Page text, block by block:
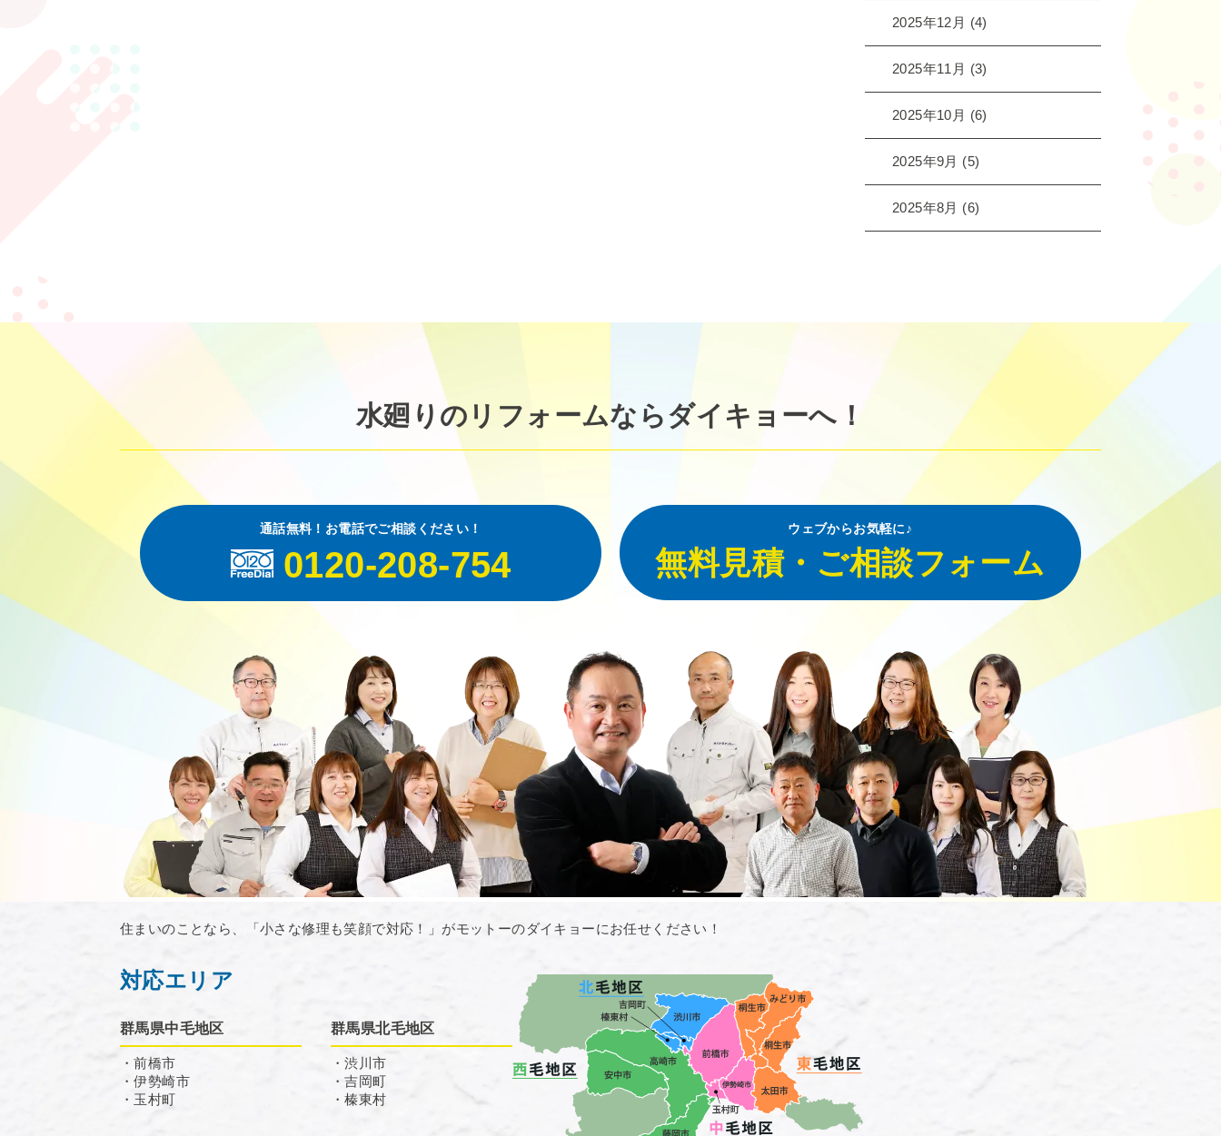
2025年12月 (4)
2025年11月 (3)
2025年10月 (6)
2025年9月 (5)
2025年8月 (6)
水廻りのリフォームならダイキョーへ！
通話無料！お電話でご相談ください！
0120-208-754
ウェブからお気軽に♪
無料見積・ご相談フォーム
住まいのことなら、「小さな修理も笑顔で対応！」がモットーのダイキョーにお任せください！
対応エリア
群馬県中毛地区
・前橋市
・伊勢崎市
・玉村町
群馬県北毛地区
・渋川市
・吉岡町
・榛東村